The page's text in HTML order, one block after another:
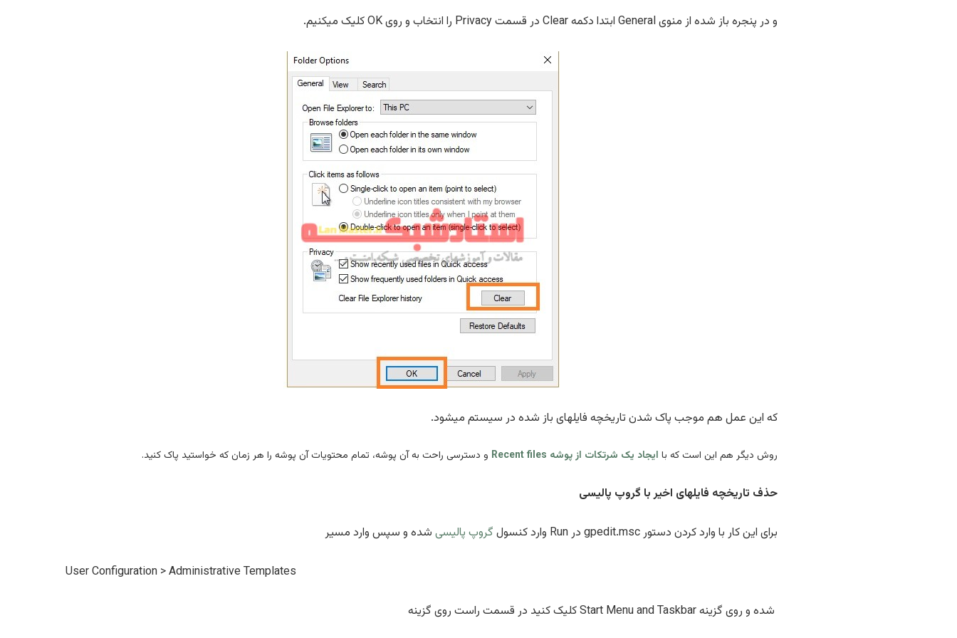
و در پنجره باز شده از منوی General ابتدا دکمه Clear در قسمت Privacy را انتخاب و روی OK کلیک میکنیم.
که این عمل هم موجب پاک شدن تاریخچه فایلهای باز شده در سیستم میشود.
روش دیگر هم این است که با ایجاد یک شرتکات از پوشه Recent files و دسترسی راحت به آن پوشه، تمام محتویات آن پوشه را هر زمان که خواستید پاک کنید.
حذف تاریخچه فایلهای اخیر با گروپ پالیسی
برای این کار با وارد کردن دستور gpedit.msc در Run وارد کنسول گروپ پالیسی شده و سپس وارد مسیر
User Configuration > Administrative Templates
شده و روی گزینه Start Menu and Taskbar کلیک کنید در قسمت راست روی گزینه